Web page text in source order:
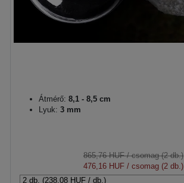
Átmérő: 8,1 - 8,5 cm
Lyuk: 3 mm
865,76 HUF/ csomag (2 db.)
476,16 HUF / csomag (2 db.)